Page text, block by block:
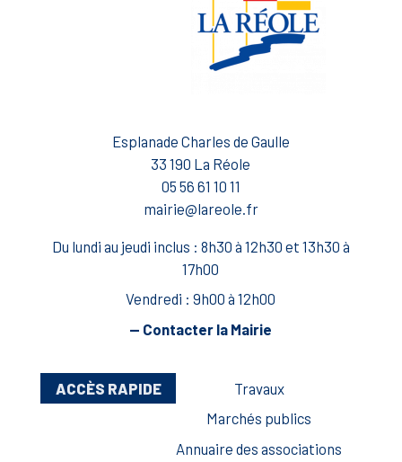
Esplanade Charles de Gaulle
33 190 La Réole
05 56 61 10 11
mairie@lareole.fr
Du lundi au jeudi inclus : 8h30 à 12h30 et 13h30 à
17h00
Vendredi : 9h00 à 12h00
— Contacter la Mairie
ACCÈS RAPIDE
Travaux
Marchés publics
Annuaire des associations